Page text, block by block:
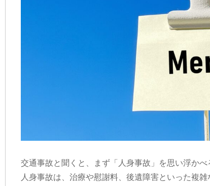
交通事故と聞くと、まず「人身事故」を思い浮か
人身事故は、治療や慰謝料、後遺障害といった複